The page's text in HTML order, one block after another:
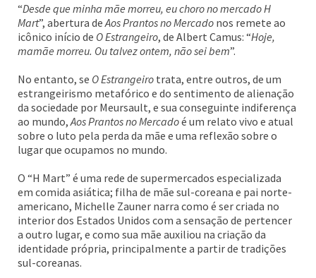
“Desde que minha mãe morreu, eu choro no mercado H
Mart”, abertura deAos Prantos no Mercado nos remete ao
icônico início de O Estrangeiro, de Albert Camus: “Hoje,
mamãe morreu. Ou talvez ontem, não sei bem”.
No entanto, se O Estrangeiro trata, entre outros, de um
estrangeirismo metafórico e do sentimento de alienação
da sociedade por Meursault, e sua conseguinte indiferença
ao mundo,Aos Prantos no Mercadoé um relato vivo e atual
sobre o luto pela perda da mãe e uma reflexão sobre o
lugar que ocupamos no mundo.
O “H Mart” é uma rede de supermercados especializada
em comida asiática; filha de mãe sul-coreana e pai norte-
americano, Michelle Zauner narra como é ser criada no
interior dos Estados Unidos com a sensação de pertencer
a outro lugar, e como sua mãe auxiliou na criação da
identidade própria, principalmente a partir de tradições
sul-coreanas.